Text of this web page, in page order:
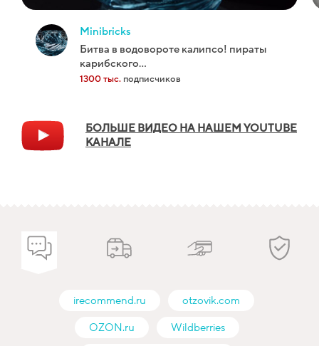
minibricks
битва в водовороте калипсо! пираты
карибского...
1300 тыс. подписчиков
БОЛЬШЕ ВИДЕО НА НАШЕМ YOUTUBE
КАНАЛЕ
irecommend.ru
otzovik.com
OZON.ru
Wildberries